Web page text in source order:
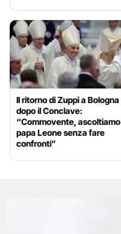
Il ritorno di Zuppi a Bologna
dopo il Conclave:
“Commovente, ascoltiamo
papa Leone senza fare
confronti”